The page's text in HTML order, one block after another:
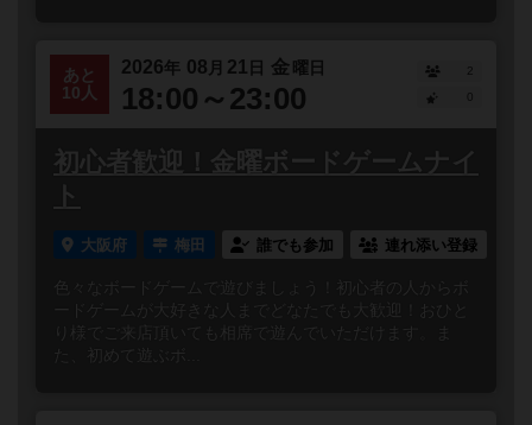
あと
10人
2026年 08 月 21 日 金曜日
18:00～23:00
2
初心者歓迎！金曜ボードゲームナイ
ト
大阪府 梅田 誰でも参加 連れ添い登録
色々なボードゲームで遊びましょう！初心者の人からボ
ードゲームが大好きな人までどなたでも大歓迎！おひと
り様でご来店頂いても相席で遊んでいただけます。ま
た、初めて遊ぶボ...